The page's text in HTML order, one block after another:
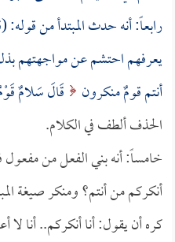
رابعاً: أنه حدث المبتدأ من قوله:
يعرفهم احتشم عن مواجهتهم
أنتم قومٌ منكرون
قَالَ سَلامٌ
الحذف ألطف في الكلام.
خامساً: أنه بني الفعل من
أنكركم من أنتم؟ ومنكر صيغة
كره أن يقول: أنا أنكركم.. أنا